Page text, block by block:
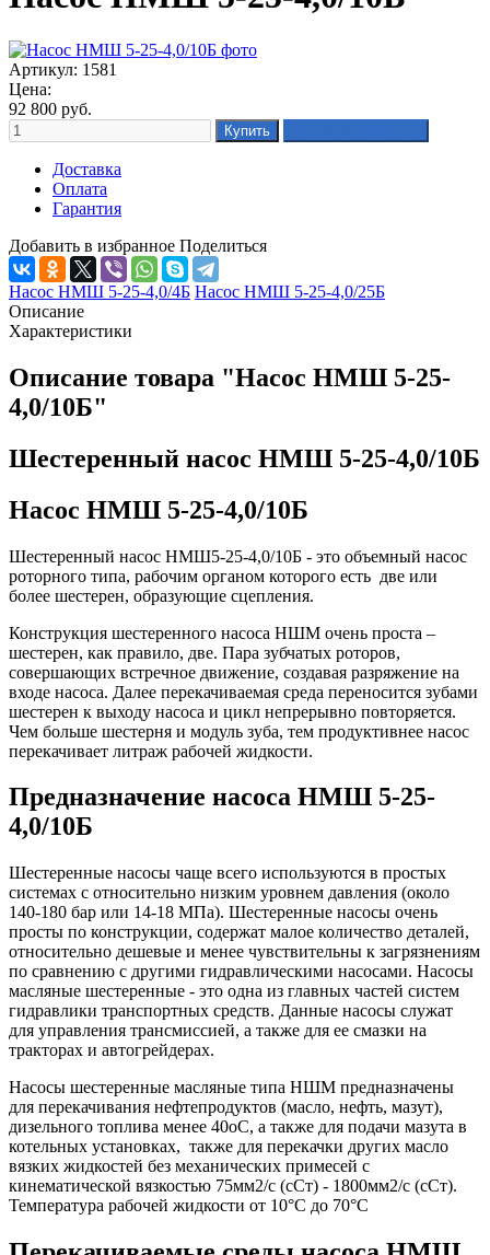
Артикул: 1581
Цена:
92 800 руб.
Доставка
Оплата
Гарантия
Добавить в избранное Поделиться
Насос НМШ 5-25-4,0/4Б Насос НМШ 5-25-4,0/25Б
Описание
Характеристики
Описание товара "Насос НМШ 5-25-
4,0/10Б"
Шестеренный насос НМШ 5-25-4,0/10Б
Насос НМШ 5-25-4,0/10Б
Шестеренный насос НМШ5-25-4,0/10Б - это объемный насос
роторного типа, рабочим органом которого есть две или
более шестерен, образующие сцепления.
Конструкция шестеренного насоса НШМ очень проста –
шестерен, как правило, две. Пара зубчатых роторов,
совершающих встречное движение, создавая разряжение на
входе насоса. Далее перекачиваемая среда переносится зубами
шестерен к выходу насоса и цикл непрерывно повторяется.
Чем больше шестерня и модуль зуба, тем продуктивнее насос
перекачивает литраж рабочей жидкости.
Предназначение насоса НМШ 5-25-
4,0/10Б
Шестеренные насосы чаще всего используются в простых
системах с относительно низким уровнем давления (около
140-180 бар или 14-18 МПа). Шестеренные насосы очень
просты по конструкции, содержат малое количество деталей,
относительно дешевые и менее чувствительны к загрязнениям
по сравнению с другими гидравлическими насосами. Насосы
масляные шестеренные - это одна из главных частей систем
гидравлики транспортных средств. Данные насосы служат
для управления трансмиссией, а также для ее смазки на
тракторах и автогрейдерах.
Насосы шестеренные масляные типа НШМ предназначены
для перекачивания нефтепродуктов (масло, нефть, мазут),
дизельного топлива менее 40oС, а также для подачи мазута в
котельных установках, также для перекачки других масло
вязких жидкостей без механических примесей с
кинематической вязкостью 75мм2/с (сСт) - 1800мм2/с (сСт).
Температура рабочей жидкости от 10°С до 70°С